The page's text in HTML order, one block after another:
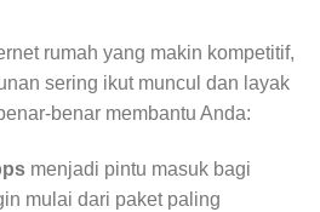
rumah yang makin kompetitif,
sering ikut muncul dan layak
benar membantu Anda:
menjadi pintu masuk bagi
mulai dari paket paling